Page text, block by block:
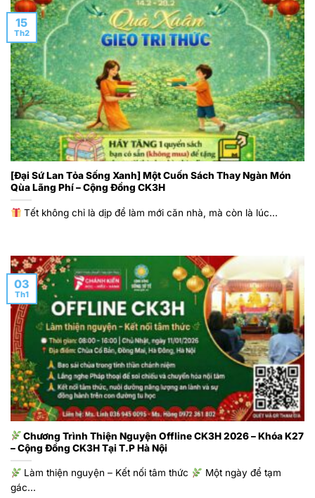
[Đại Sứ Lan Tỏa Sống Xanh] Một Cuốn Sách Thay Ngàn Món
Qùa Lãng Phí – Cộng Đồng CK3H
Tết không chỉ là dịp để làm mới căn nhà, mà còn là lúc...
15
Th2
Chương Trình Thiện Nguyện Offline CK3H 2026 – Khóa K27
– Cộng Đồng CK3H Tại T.P Hà Nội
Làm thiện nguyện – Kết nối tâm thức
Một ngày để tạm
gác...
03
Th1